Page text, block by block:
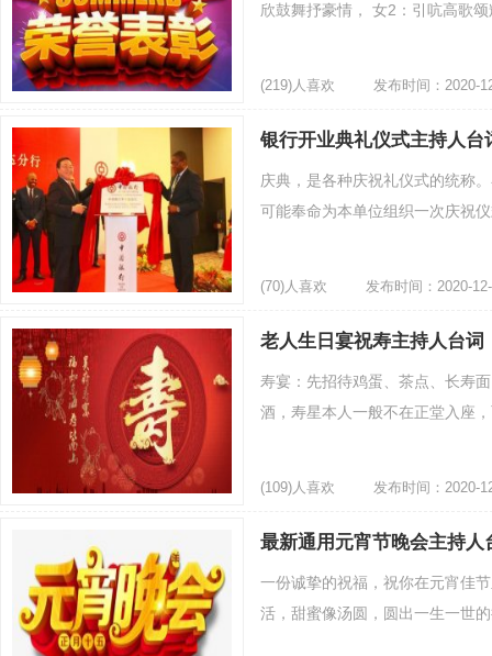
欣鼓舞抒豪情， 女2：引吭高歌
(219)人喜欢 发布时间：2020-
银行开业典礼仪式主持人台
庆典，是各种庆祝礼仪式的统称
可能奉命为本单位组织一次庆祝
(70)人喜欢 发布时间：2020-
老人生日宴祝寿主持人台词
寿宴：先招待鸡蛋、茶点、长寿
酒，寿星本人一般不在正堂入座
(109)人喜欢 发布时间：2020-
最新通用元宵节晚会主持人
一份诚挚的祝福，祝你在元宵佳
活，甜蜜像汤圆，圆出一生一世